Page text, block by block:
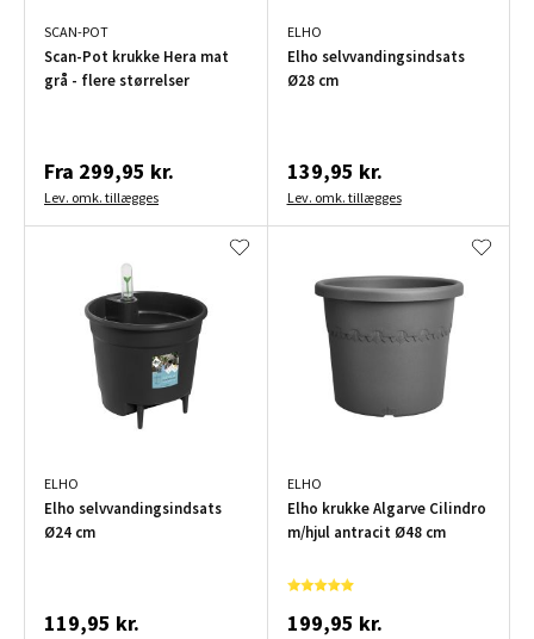
SCAN-POT
Scan-Pot krukke Hera mat
grå - flere størrelser
Fra 299,95 kr.
Lev. omk. tillægges
ELHO
Elho selvvandingsindsats
Ø28 cm
139,95 kr.
Lev. omk. tillægges
ELHO
Elho selvvandingsindsats
Ø24 cm
119,95 kr.
ELHO
Elho krukke Algarve Cilindro
m/hjul antracit Ø48 cm
199,95 kr.